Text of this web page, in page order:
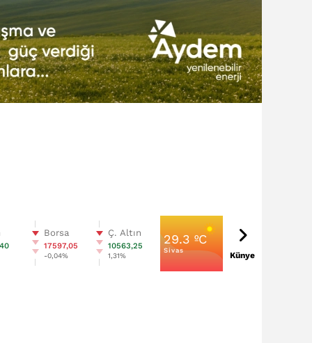
Borsa
17597,05
-0,04%
Ç. Altın
10563,25
1,31%
29.3 ºC
Sivas
Künye